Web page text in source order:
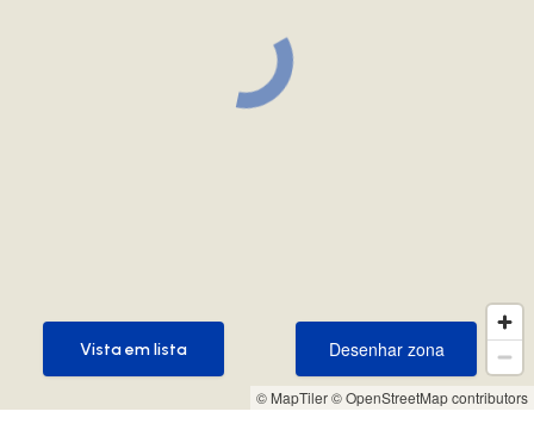
© MapTiler© OpenStreetMap contributors
Desenhar zona
Desenhar zona
Vista em lista
Vista em lista